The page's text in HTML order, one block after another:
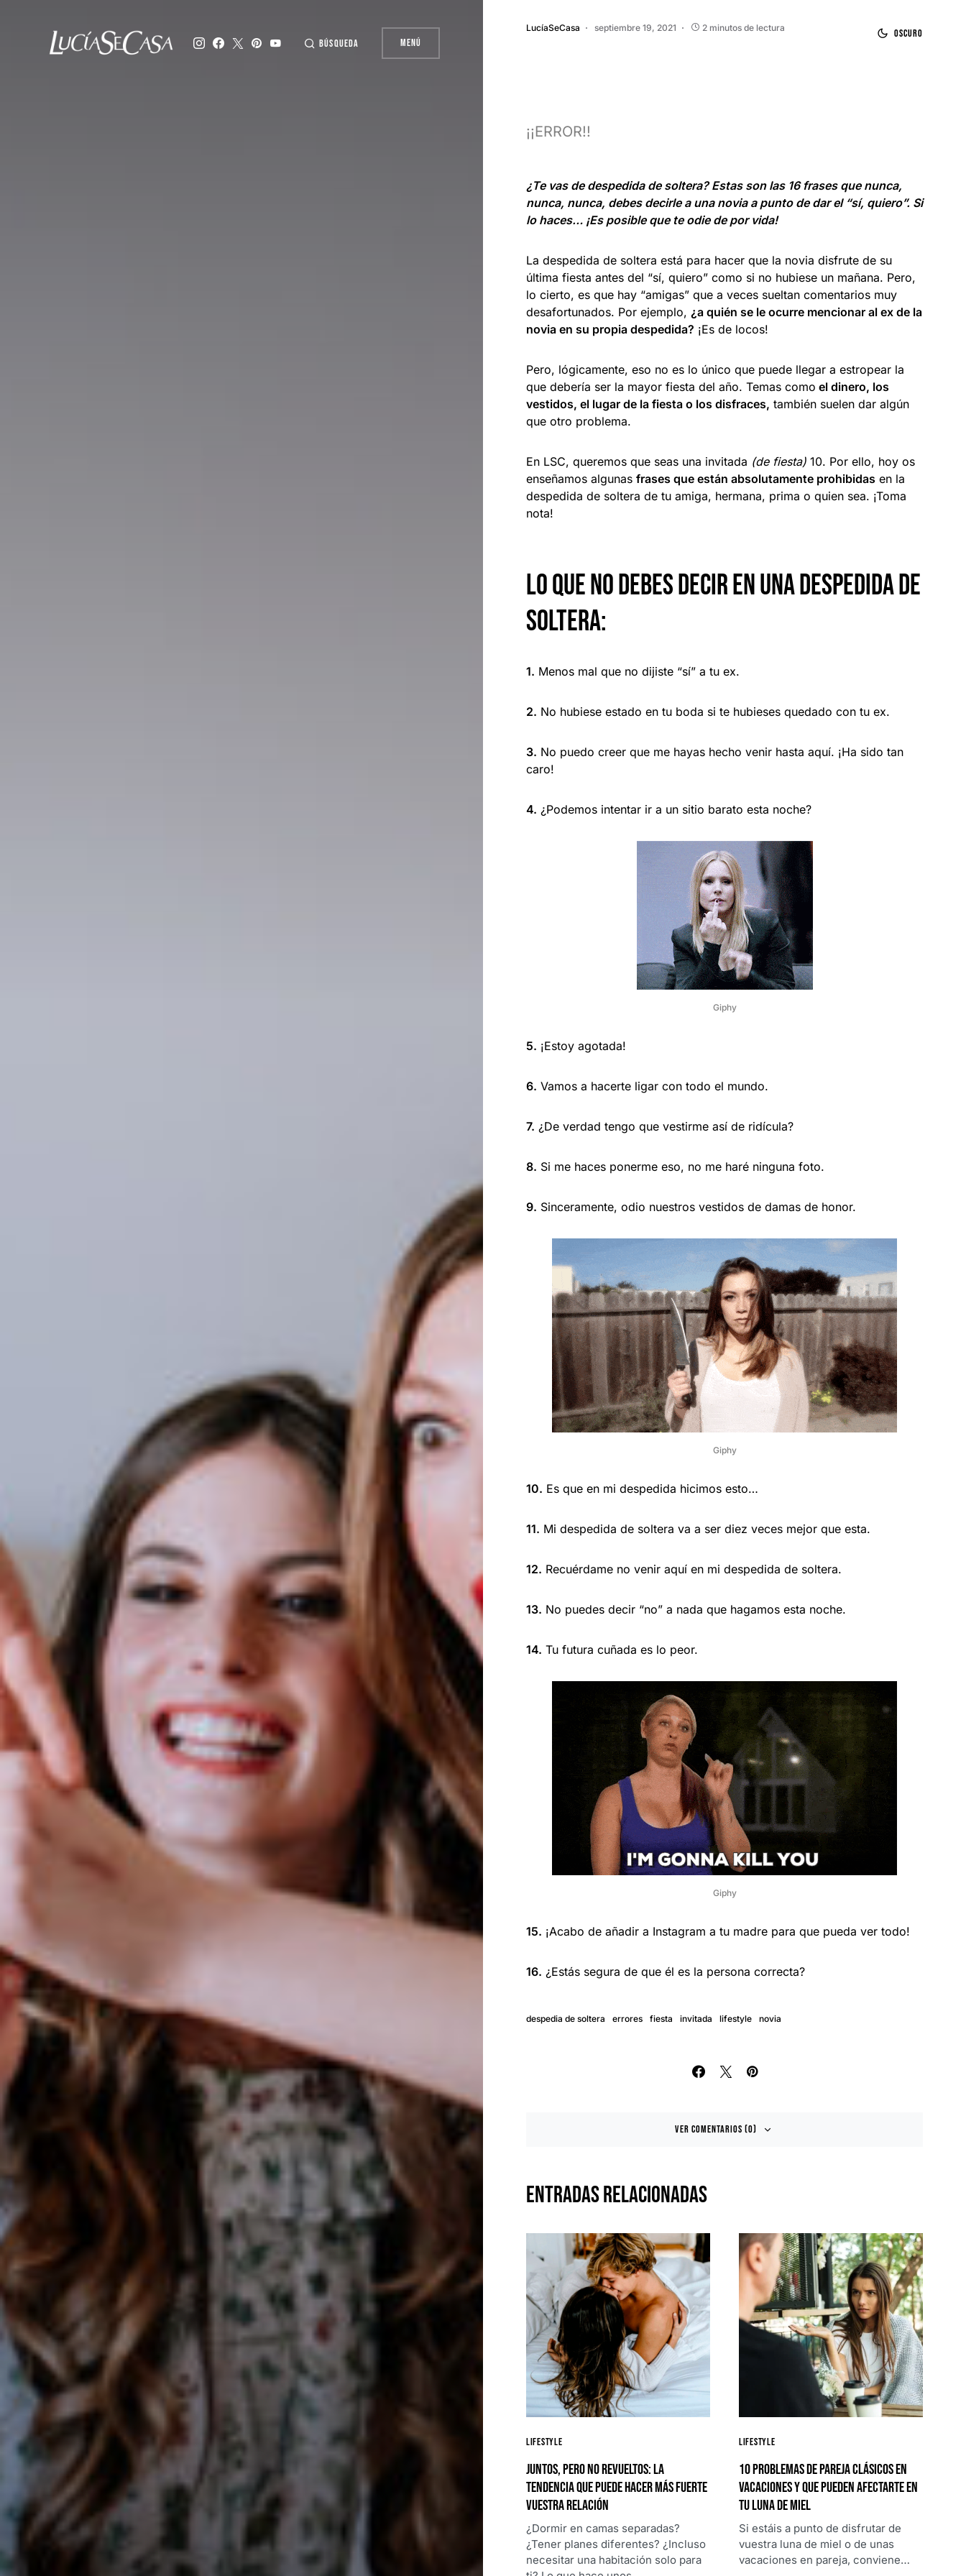
Búsqueda Menú
LucíaSeCasa septiembre 19, 2021 2 minutos de lectura Oscuro
¡¡ERROR!!
¿Te vas de despedida de soltera? Estas son las 16 frases que nunca,
nunca, nunca, debes decirle a una novia a punto de dar el “sí, quiero”. Si
lo haces… ¡Es posible que te odie de por vida!
La despedida de soltera está para hacer que la novia disfrute de su
última fiesta antes del “sí, quiero” como si no hubiese un mañana. Pero,
lo cierto, es que hay “amigas” que a veces sueltan comentarios muy
desafortunados. Por ejemplo, ¿a quién se le ocurre mencionar al ex de la
novia en su propia despedida? ¡Es de locos!
Pero, lógicamente, eso no es lo único que puede llegar a estropear la
que debería ser la mayor fiesta del año. Temas como el dinero, los
vestidos, el lugar de la fiesta o los disfraces, también suelen dar algún
que otro problema.
En LSC, queremos que seas una invitada (de fiesta) 10. Por ello, hoy os
enseñamos algunas frases que están absolutamente prohibidas en la
despedida de soltera de tu amiga, hermana, prima o quien sea. ¡Toma
nota!
Lo que no debes decir en una despedida de
soltera:
1. Menos mal que no dijiste “sí” a tu ex.
2. No hubiese estado en tu boda si te hubieses quedado con tu ex.
3. No puedo creer que me hayas hecho venir hasta aquí. ¡Ha sido tan
caro!
4. ¿Podemos intentar ir a un sitio barato esta noche?
Giphy
5. ¡Estoy agotada!
6. Vamos a hacerte ligar con todo el mundo.
7. ¿De verdad tengo que vestirme así de ridícula?
8. Si me haces ponerme eso, no me haré ninguna foto.
9. Sinceramente, odio nuestros vestidos de damas de honor.
Giphy
10. Es que en mi despedida hicimos esto…
11. Mi despedida de soltera va a ser diez veces mejor que esta.
12. Recuérdame no venir aquí en mi despedida de soltera.
13. No puedes decir “no” a nada que hagamos esta noche.
14. Tu futura cuñada es lo peor.
Giphy
15. ¡Acabo de añadir a Instagram a tu madre para que pueda ver todo!
16. ¿Estás segura de que él es la persona correcta?
despedia de soltera errores fiesta invitada lifestyle novia
Ver Comentarios (0)
Entradas Relacionadas
Lifestyle
Juntos, pero no revueltos: la
tendencia que puede hacer más fuerte
vuestra relación
¿Dormir en camas separadas?
¿Tener planes diferentes? ¿Incluso
necesitar una habitación solo para
Lifestyle
10 problemas de pareja clásicos en
vacaciones y que pueden afectarte en
tu luna de miel
Si estáis a punto de disfrutar de
vuestra luna de miel o de unas
vacaciones en pareja, conviene…